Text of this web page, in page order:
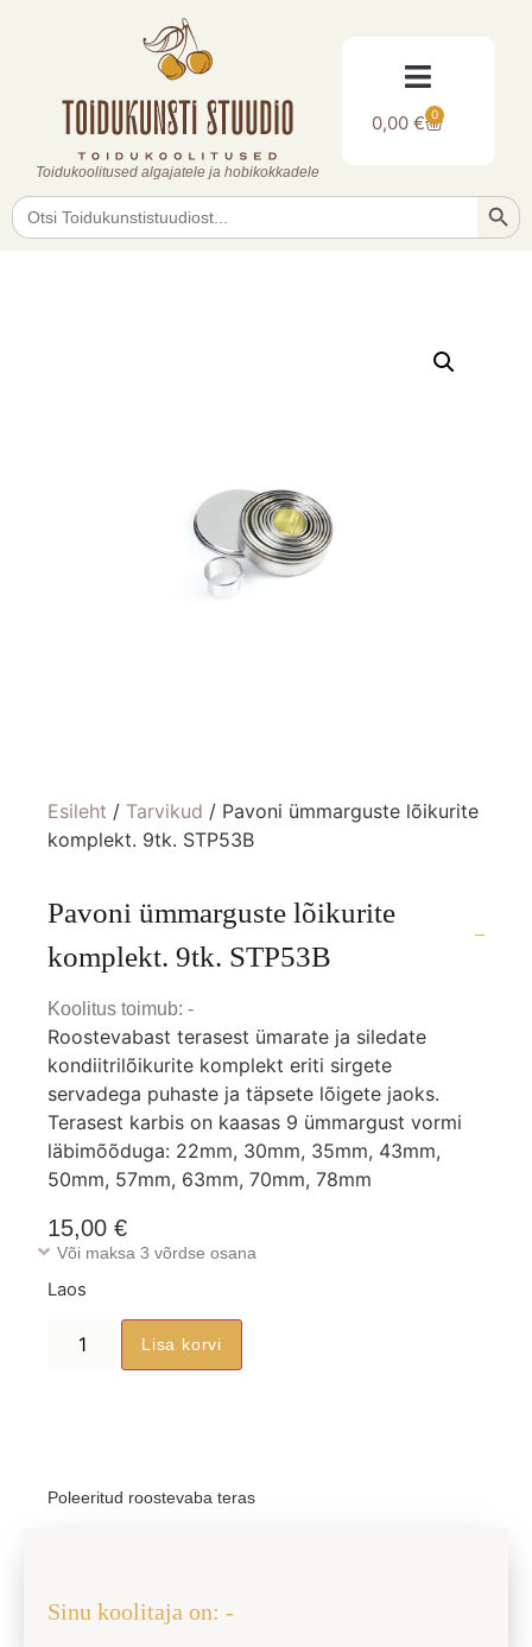
Toidukoolitused algajatele ja hobikokkadele
0,00€ 0
Search
for:
Esileht / Tarvikud / Pavoni ümmarguste lõikurite
komplekt. 9tk. STP53B
Pavoni ümmarguste lõikurite
komplekt. 9tk. STP53B
Koolitus toimub: -
Roostevabast terasest ümarate ja siledate
kondiitrilõikurite komplekt eriti sirgete
servadega puhaste ja täpsete lõigete jaoks.
Terasest karbis on kaasas 9 ümmargust vormi
läbimõõduga: 22mm, 30mm, 35mm, 43mm,
50mm, 57mm, 63mm, 70mm, 78mm
15,00 €
Või maksa 3 võrdse osana
Laos
Lisa korvi
Poleeritud roostevaba teras
Sinu koolitaja on: -